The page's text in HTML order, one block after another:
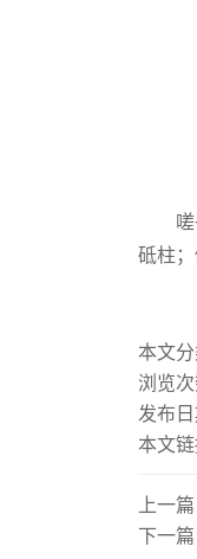
砥柱
本文分
浏览次
发布
本文链
上一篇
下一篇